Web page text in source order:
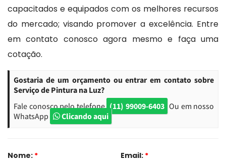
capacitados e equipados com os melhores recursos
do mercado; visando promover a excelência. Entre
em contato conosco agora mesmo e faça uma
cotação.
Gostaria de um orçamento ou entrar em contato sobre
Serviço de Pintura na Luz?
Fale conosco pelo telefone (11) 99009-6403 Ou em nosso
WhatsApp
Clicando aqui
Nome: * Email: *